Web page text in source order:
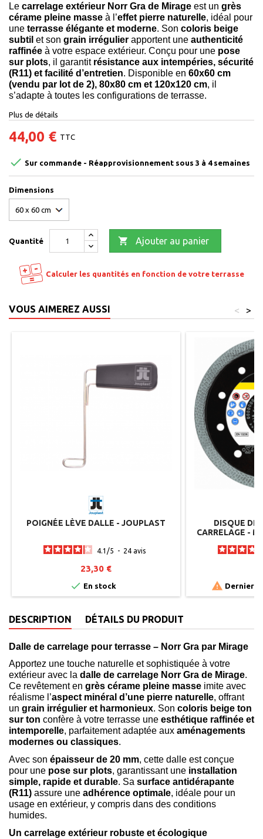
Le carrelage extérieur Norr Gra de Mirage est un grès
cérame pleine masse à l’effet pierre naturelle, idéal pour
une terrasse élégante et moderne. Son coloris beige
subtil et son grain irrégulier apportent une authenticité
raffinée à votre espace extérieur. Conçu pour une pose
sur plots, il garantit résistance aux intempéries, sécurité
(R11) et facilité d’entretien. Disponible en 60x60 cm
(vendu par lot de 2), 80x80 cm et 120x120 cm, il
s’adapte à toutes les configurations de terrasse.
Plus de détails
44,00 € TTC
 Sur commande - Réapprovisionnement sous 3 à 4 semaines
Dimensions
Quantité  Ajouter au panier
Calculer les quantités en fonction de votre terrasse
VOUS AIMEREZ AUSSI >
<
POIGNÉE LÈVE DALLE - JOUPLAST
4.1 /5 - 24 avis
23,30 €
 En stock
DISQUE
CARRELAGE -
 Derniers
DESCRIPTION DÉTAILS DU PRODUIT
Dalle de carrelage pour terrasse – Norr Gra par Mirage
Apportez une touche naturelle et sophistiquée à votre
extérieur avec la dalle de carrelage Norr Gra de Mirage.
Ce revêtement en grès cérame pleine masse imite avec
réalisme l’aspect minéral d’une pierre naturelle, offrant
un grain irrégulier et harmonieux. Son coloris beige ton
sur ton confère à votre terrasse une esthétique raffinée et
intemporelle, parfaitement adaptée aux aménagements
modernes ou classiques.
Avec son épaisseur de 20 mm, cette dalle est conçue
pour une pose sur plots, garantissant une installation
simple, rapide et durable. Sa surface antidérapante
(R11) assure une adhérence optimale, idéale pour un
usage en extérieur, y compris dans des conditions
humides.
Un carrelage extérieur robuste et écologique